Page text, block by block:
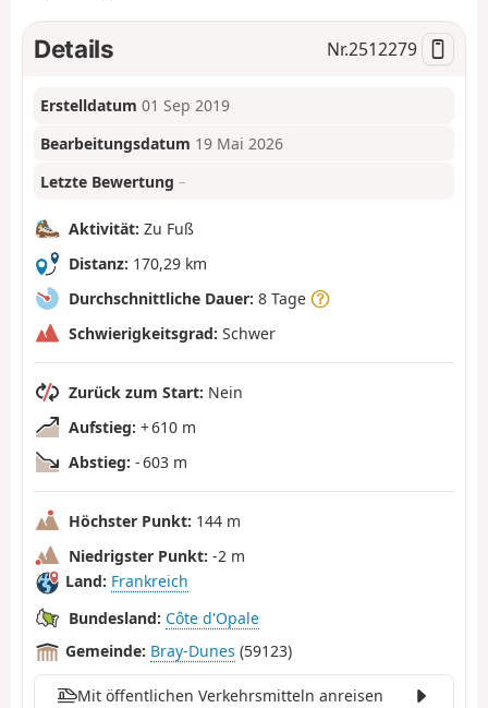
Details Nr.2512279
Erstelldatum 01 Sep 2019
Bearbeitungsdatum 19 Mai 2026
Letzte Bewertung –
Aktivität: Zu Fuß
Distanz: 170,29 km
Durchschnittliche Dauer: 8 Tage
Schwierigkeitsgrad: Schwer
Zurück zum Start: Nein
Aufstieg: + 610 m
Abstieg: - 603 m
Höchster Punkt: 144 m
Niedrigster Punkt: -2 m
Land: Frankreich
Bundesland: Côte d'Opale
Gemeinde: Bray-Dunes (59123)
Mit öffentlichen Verkehrsmitteln anreisen